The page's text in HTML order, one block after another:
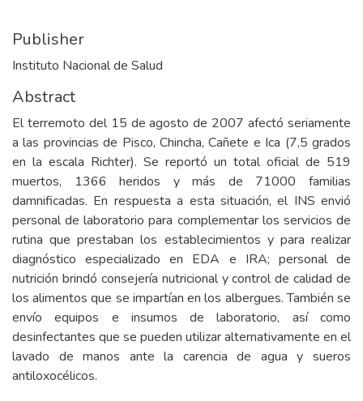
Publisher
Instituto Nacional de Salud
Abstract
El terremoto del 15 de agosto de 2007 afectó seriamente
a las provincias de Pisco, Chincha, Cañete e Ica (7,5 grados
en la escala Richter). Se reportó un total oficial de 519
muertos, 1366 heridos y más de 71000 familias
damnificadas. En respuesta a esta situación, el INS envió
personal de laboratorio para complementar los servicios de
rutina que prestaban los establecimientos y para realizar
diagnóstico especializado en EDA e IRA; personal de
nutrición brindó consejería nutricional y control de calidad de
los alimentos que se impartían en los albergues. También se
envío equipos e insumos de laboratorio, así como
desinfectantes que se pueden utilizar alternativamente en el
lavado de manos ante la carencia de agua y sueros
antiloxocélicos.